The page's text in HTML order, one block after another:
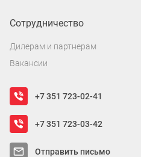
Сотрудничество
Дилерам и партнерам
Вакансии
+7 351 723-02-41
+7 351 723-03-42
Отправить письмо